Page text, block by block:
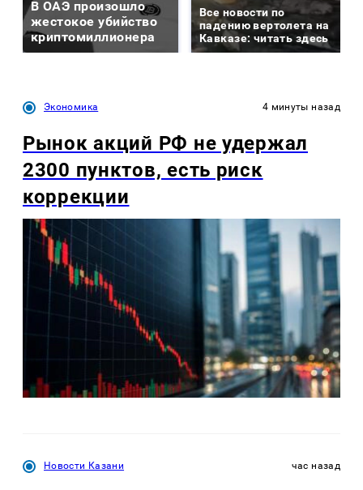
В ОАЭ произошло
жестокое убийство
криптомиллионера
Все новости по
падению вертолета на
Кавказе: читать здесь
Экономика 4 минуты назад
Рынок акций РФ не удержал
2300 пунктов, есть риск
коррекции
Новости Казани час назад